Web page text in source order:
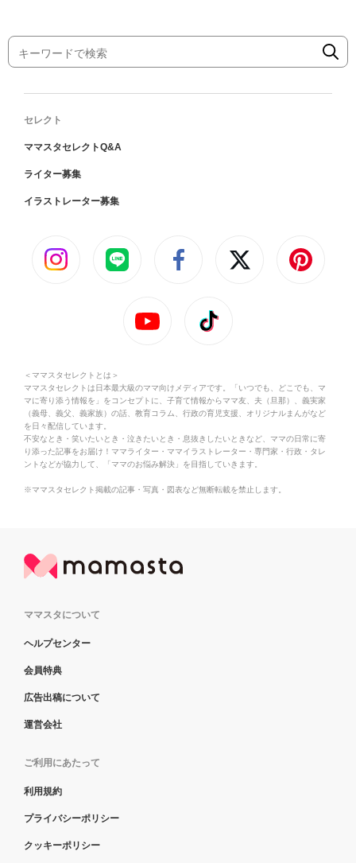
セレクト
ママスタセレクトQ&A
ライター募集
イラストレーター募集
＜ママスタセレクトとは＞
ママスタセレクトは日本最大級のママ向けメディアです。「いつでも、どこでも、マ
マに寄り添う情報を」をコンセプトに、子育て情報からママ友、夫（旦那）、義実家
（義母、義父、義家族）の話、教育コラム、行政の育児支援、オリジナルまんがなど
を日々配信しています。
不安なとき・笑いたいとき・泣きたいとき・息抜きしたいときなど、ママの日常に寄
り添った記事をお届け！ママライター・ママイラストレーター・専門家・行政・タレ
ントなどが協力して、「ママのお悩み解決」を目指していきます。
※ママスタセレクト掲載の記事・写真・図表など無断転載を禁止します。
ママスタについて
ヘルプセンター
会員特典
広告出稿について
運営会社
ご利用にあたって
利用規約
プライバシーポリシー
クッキーポリシー